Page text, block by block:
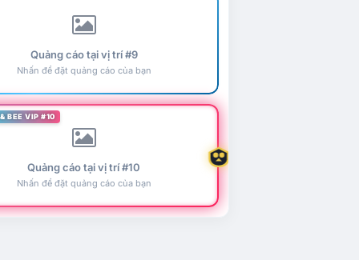
Quảng cáo tại vị trí #9
Nhấn để đặt quảng cáo của bạn
BEE VIP #10
Quảng cáo tại vị trí #10
Nhấn để đặt quảng cáo của bạn